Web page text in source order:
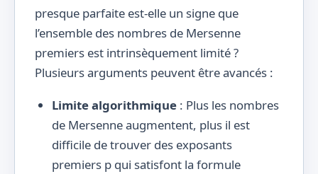
presque parfaite est-elle un signe que
l’ensemble des nombres de Mersenne
premiers est intrinsèquement limité ?
Plusieurs arguments peuvent être avancés :
Limite algorithmique : Plus les nombres
de Mersenne augmentent, plus il est
difficile de trouver des exposants
premiers p qui satisfont la formule